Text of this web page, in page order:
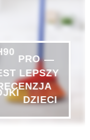
PRO —
LEPSZY
DZIECI